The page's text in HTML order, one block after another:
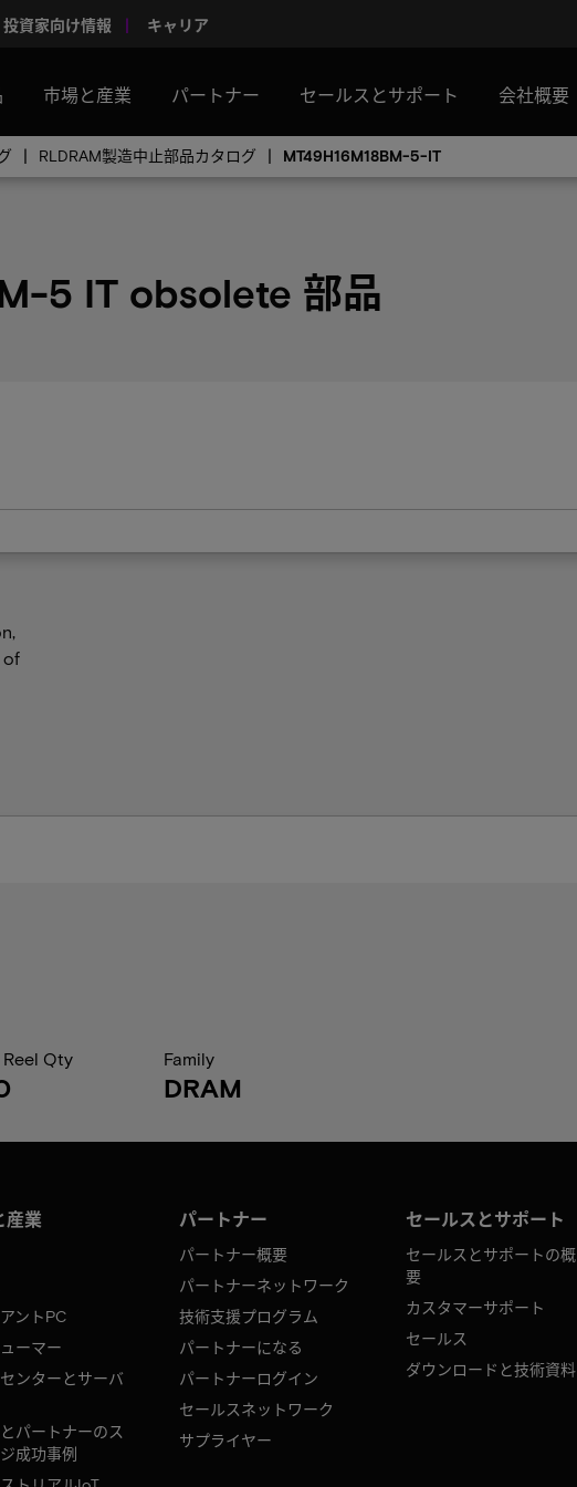
投資家向け情報 キャリア
市場と産業 パートナー セールスとサポート 会社概要
RLDRAM製造中止部品カタログ MT49H16M18BM-5-IT
5 IT obsolete 部品
of
Reel Qty Family
DRAM
産業
ントPC
ーマー
ンターとサーバ
パートナーのス
成功事例
パートナー
パートナー概要
パートナーネットワーク
技術支援プログラム
パートナーになる
パートナーログイン
セールスネットワーク
サプライヤー
セールスとサポート
セールスとサポートの概
要
カスタマーサポート
セールス
ダウンロードと技術資料